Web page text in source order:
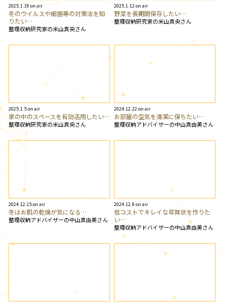
2025.1.19 on air
冬のウイルスや細菌等の対策法を知
りたい…
整理収納研究家の米山真央さん
2025.1.12 on air
野菜を長期間保存したい…
整理収納研究家の米山真央さん
2025.1.5 on air
家の中のスペースを有効活用したい…
整理収納研究家の米山真央さん
2024.12.22 on air
お部屋の空気を清潔に保ちたい…
整理収納アドバイザーの中山真由美さん
2024.12.15 on air
冬はお肌の乾燥が気になる…
整理収納アドバイザーの中山真由美さん
2024.12.8 on air
低コストでキレイな年賀状を作りた
い…
整理収納アドバイザーの中山真由美さん